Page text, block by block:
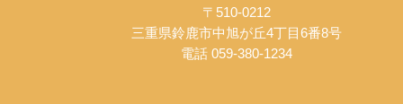
〒510-0212
三重県鈴鹿市中旭が丘4丁目6番8号
電話 059-380-1234